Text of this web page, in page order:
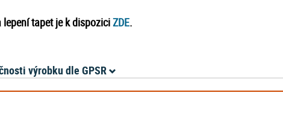
lepení tapet je k dispoziciZDE.
výrobku dle GPSR